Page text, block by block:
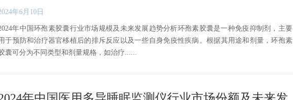
年6月10日
年中国环孢素胶囊行业市场规模及未来发展趋势分析环孢素胶囊是一种免疫抑制剂，主要
于预防和治疗器官移植后的排斥反应以及一些自身免疫性疾病。根据其用途和剂量，环孢素
囊可分为不同类型和剂量规格，如治疗......